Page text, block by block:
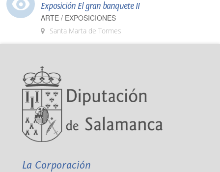
Exposición El gran banquete II
ARTE / EXPOSICIONES
Santa Marta de Tormes
La Corporación